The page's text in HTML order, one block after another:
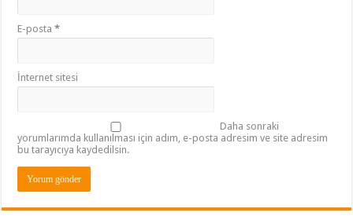
E-posta*
İnternet sitesi
Daha sonraki
yorumlarımda kullanılması için adım, e-posta adresim ve site adresim
bu tarayıcıya kaydedilsin.